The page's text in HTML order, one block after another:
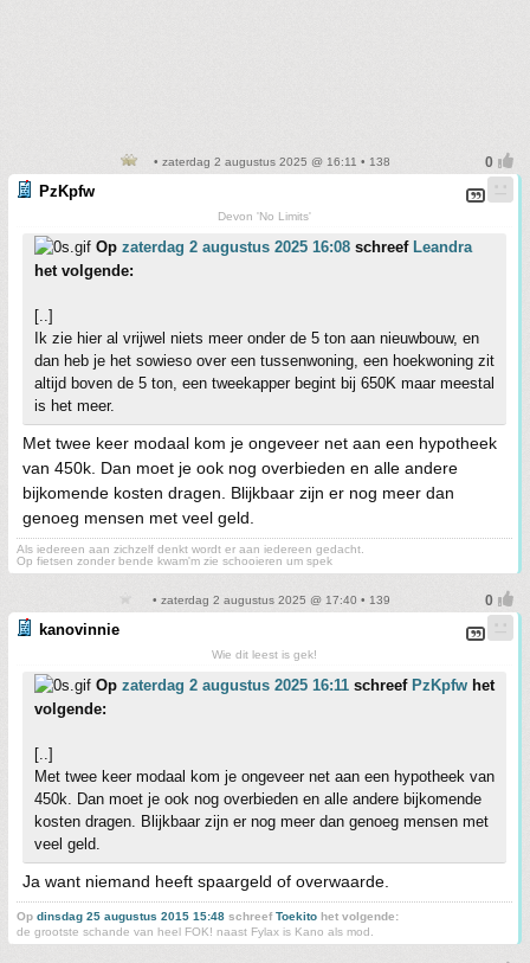
• zaterdag 2 augustus 2025 @ 16:11 • 138
PzKpfw
Devon 'No Limits'
Op zaterdag 2 augustus 2025 16:08 schreef Leandra
het volgende:
[..]
Ik zie hier al vrijwel niets meer onder de 5 ton aan nieuwbouw, en
dan heb je het sowieso over een tussenwoning, een hoekwoning zit
altijd boven de 5 ton, een tweekapper begint bij 650K maar meestal
is het meer.
Met twee keer modaal kom je ongeveer net aan een hypotheek
van 450k. Dan moet je ook nog overbieden en alle andere
bijkomende kosten dragen. Blijkbaar zijn er nog meer dan
genoeg mensen met veel geld.
Als iedereen aan zichzelf denkt wordt er aan iedereen gedacht.
Op fietsen zonder bende kwam'm zie schooieren um spek
• zaterdag 2 augustus 2025 @ 17:40 • 139
kanovinnie
Wie dit leest is gek!
Op zaterdag 2 augustus 2025 16:11 schreef PzKpfw het
volgende:
[..]
Met twee keer modaal kom je ongeveer net aan een hypotheek van
450k. Dan moet je ook nog overbieden en alle andere bijkomende
kosten dragen. Blijkbaar zijn er nog meer dan genoeg mensen met
veel geld.
Ja want niemand heeft spaargeld of overwaarde.
Op dinsdag 25 augustus 2015 15:48 schreefToekito het volgende:
de grootste schande van heel FOK! naast Fylax is Kano als mod.